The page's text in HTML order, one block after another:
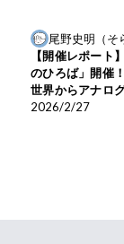
尾野史明（そ
【開催レポート
のひろば」開催
世界からアナロ
2026/2/27